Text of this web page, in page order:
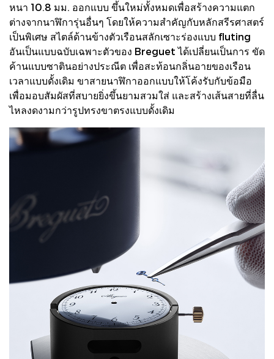
หนา 10.8 มม. ออกแบบ ขึ้นใหม่ทั้งหมดเพื่อสร้างความแตก
ต่างจากนาฬิการุ่นอื่นๆ โดยให้ความสําคัญกับหลักสรีรศาสตร์
เป็นพิเศษ สไตล์ด้านข้างตัวเรือนสลักเซาะร่องแบบ fluting
อันเป็นแบบฉบับเฉพาะตัวของ Breguet ได้เปลี่ยนเป็นการ ขัด
ค้านแบบซาตินอย่างประณีต เพื่อสะท้อนกลิ่นอายของเรือน
เวลาแบบดั้งเดิม ขาสายนาฬิกาออกแบบให้โค้งรับกับข้อมือ
เพื่อมอบสัมผัสที่สบายยิ่งขึ้นยามสวมใส่ และสร้างเส้นสายที่ลื่น
ไหลงดงามกว่ารูปทรงขาตรงแบบดั้งเดิม